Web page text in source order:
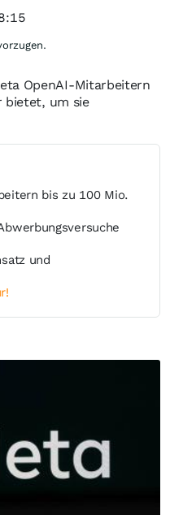
OpenAI-Mitarbeitern
bietet, um sie
bis zu 100 Mio.
und